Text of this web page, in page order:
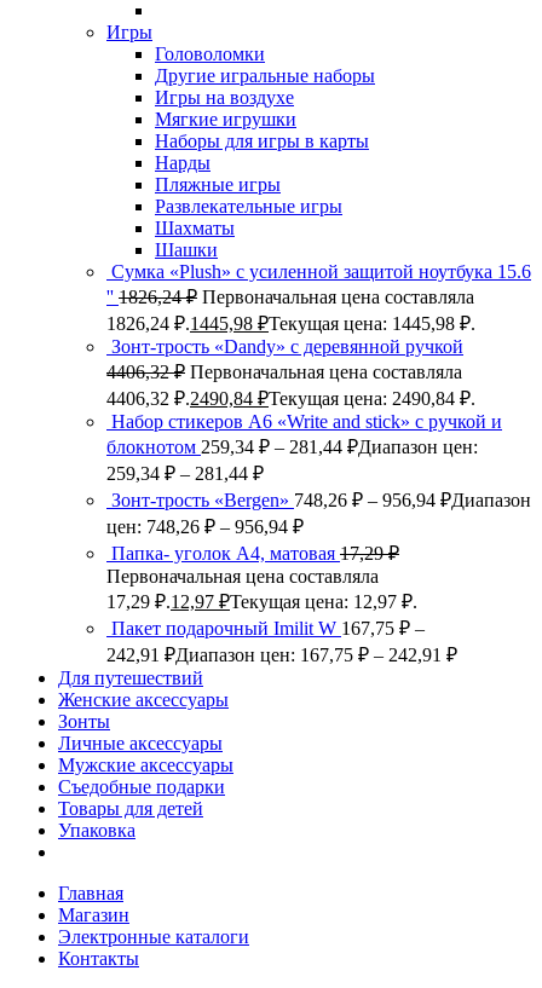
Игры
Головоломки
Другие игральные наборы
Игры на воздухе
Мягкие игрушки
Наборы для игры в карты
Нарды
Пляжные игры
Развлекательные игры
Шахматы
Шашки
Сумка «Plush» c усиленной защитой ноутбука 15.6
'' 1826,24₽ Первоначальная цена составляла
1826,24 ₽.1445,98 ₽Текущая цена: 1445,98 ₽.
Зонт-трость «Dandy» с деревянной ручкой
4406,32₽ Первоначальная цена составляла
4406,32 ₽.2490,84 ₽Текущая цена: 2490,84 ₽.
Набор стикеров А6 «Write and stick» с ручкой и
блокнотом 259,34 ₽ – 281,44 ₽Диапазон цен:
259,34 ₽ – 281,44 ₽
Зонт-трость «Bergen» 748,26 ₽ – 956,94 ₽Диапазон
цен: 748,26 ₽ – 956,94 ₽
Папка- уголок А4, матовая 17,29₽
Первоначальная цена составляла
17,29 ₽.12,97 ₽Текущая цена: 12,97 ₽.
Пакет подарочный Imilit W 167,75 ₽ –
242,91 ₽Диапазон цен: 167,75 ₽ – 242,91 ₽
Для путешествий
Женские аксессуары
Зонты
Личные аксессуары
Мужские аксессуары
Съедобные подарки
Товары для детей
Упаковка
Главная
Магазин
Электронные каталоги
Контакты